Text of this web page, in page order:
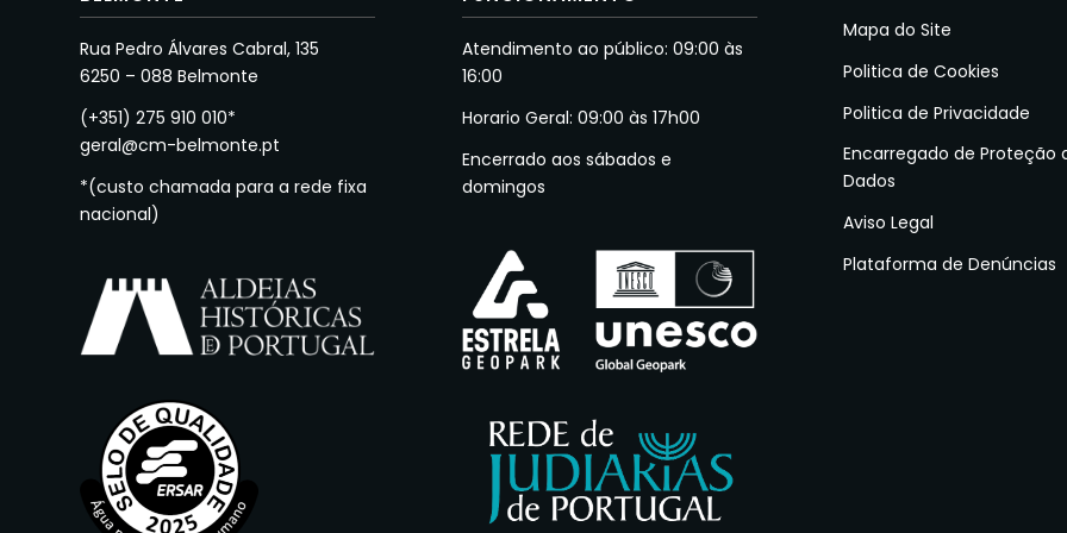
Rua Pedro Álvares Cabral, 135
6250 – 088 Belmonte
(+351) 275 910 010*
geral@cm-belmonte.pt
*(custo chamada para a rede fixa
nacional)
Atendimento ao público: 09:00 às
16:00
Horario Geral: 09:00 às 17h00
Encerrado aos sábados e
domingos
Mapa do Site
Politica de Cookies
Politica de Privacidade
Encarregado de Proteção
Dados
Aviso Legal
Plataforma de Denúncias